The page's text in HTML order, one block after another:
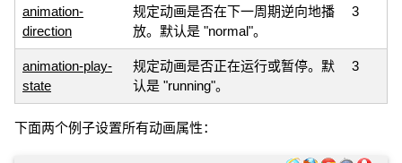
animation-
direction
规定动画是否在下一周期逆向地播
放。默认是 "normal"。
3
animation-play-
state
规定动画是否正在运行或暂停。默
认是 "running"。
3
下面两个例子设置所有动画属性：